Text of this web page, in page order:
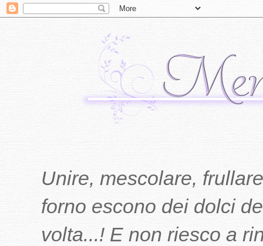
Unire, mescolare,
forno escono dei dolci
volta...! E non riesco a